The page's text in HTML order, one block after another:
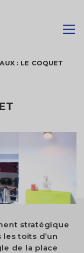
: LE COQUET
stratégique
toits d’un
de la place